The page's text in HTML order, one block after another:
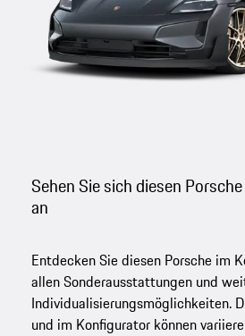
Sehen Sie sich diesen
an
Entdecken Sie diesen Porsche im
allen Sonderausstattungen und
Individualisierungsmöglichkeiten.
und im Konfigurator können